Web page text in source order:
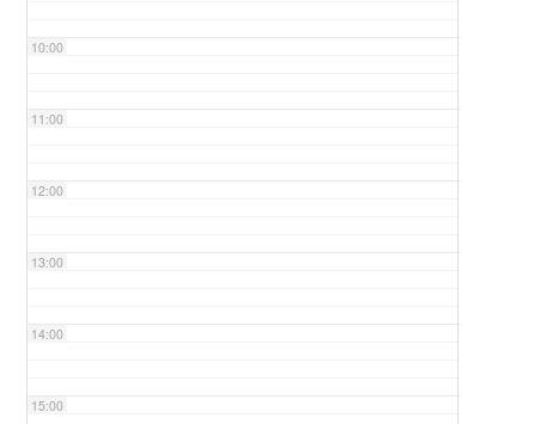
10:00
11:00
12:00
13:00
14:00
15:00